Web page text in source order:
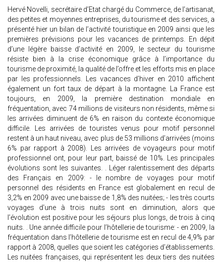
Hervé Novelli, secrétaire d’Etat chargé du Commerce, de l’artisanat,
des petites et moyennes entreprises, du tourisme et des services, a
présenté hier un bilan de l’activité touristique en 2009 ainsi que les
premières prévisions pour les vacances de printemps. En dépit
d’une légère baisse d’activité en 2009, le secteur du tourisme
résiste bien à la crise économique grâce à l’importance du
tourisme de proximité, la qualité de l’offre et les efforts mis en place
par les professionnels. Les vacances d’hiver en 2010 affichent
également un fort taux de départ à la montagne. La France est
toujours, en 2009, la première destination mondiale en
fréquentation, avec 74 millions de visiteurs non résidents, même si
les arrivées diminuent de 6% en raison du contexte économique
difficile. Les arrivées de touristes venus pour motif personnel
restent à un haut niveau, avec plus de 53 millions d’arrivées (moins
6% par rapport à 2008). Les arrivées de voyageurs pour motif
professionnel ont, pour leur part, baissé de 10%. Les principales
évolutions sont les suivantes. . Léger ralentissement des départs
des Français en 2009: - le nombre de voyages pour motif
personnel des résidents en France est globalement en recul de
3,2% en 2009 avec une baisse de 1,8% des nuitées; - les très courts
voyages d’une à trois nuits sont en diminution, alors que
l’évolution est positive pour les séjours plus longs, de trois à cinq
nuits. . Une année difficile pour l’hôtellerie de tourisme: - en 2009, la
fréquentation dans l’hôtellerie de tourisme est en recul de 4,9% par
rapport à 2008, quelles que soient les catégories d’établissements.
Les nuitées françaises, qui représentent les deux tiers des nuitées